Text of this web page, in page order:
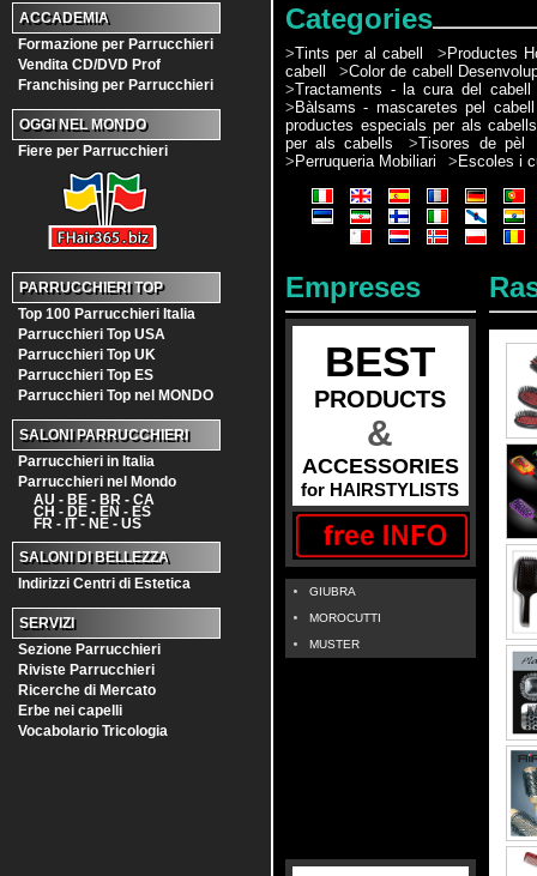
ACCADEMIA
Formazione per Parrucchieri
Vendita CD/DVD Prof
Franchising per Parrucchieri
OGGI NEL MONDO
Fiere per Parrucchieri
PARRUCCHIERI TOP
Top 100 Parrucchieri Italia
Parrucchieri Top USA
Parrucchieri Top UK
Parrucchieri Top ES
Parrucchieri Top nel MONDO
SALONI PARRUCCHIERI
Parrucchieri in Italia
Parrucchieri nel Mondo
AU - BE - BR - CA
CH - DE - EN - ES
FR - IT - NE - US
SALONI DI BELLEZZA
Indirizzi Centri di Estetica
SERVIZI
Sezione Parrucchieri
Riviste Parrucchieri
Ricerche di Mercato
Erbe nei capelli
Vocabolario Tricologia
Categories
>Tints per al cabell > Productes
cabell
>Color de cabell
>Tractaments - la cura del cabell
> Bàlsams - mascaretes pel cabell
productes especials per als cabells
per als cabells
>Tisores de pèl
> Perruqueria Mobiliari > Escoles i
Empreses
BEST
PRODUCTS
&
ACCESSORIES
for HAIRSTYLISTS
GIUBRA
MOROCUTTI
MUSTER